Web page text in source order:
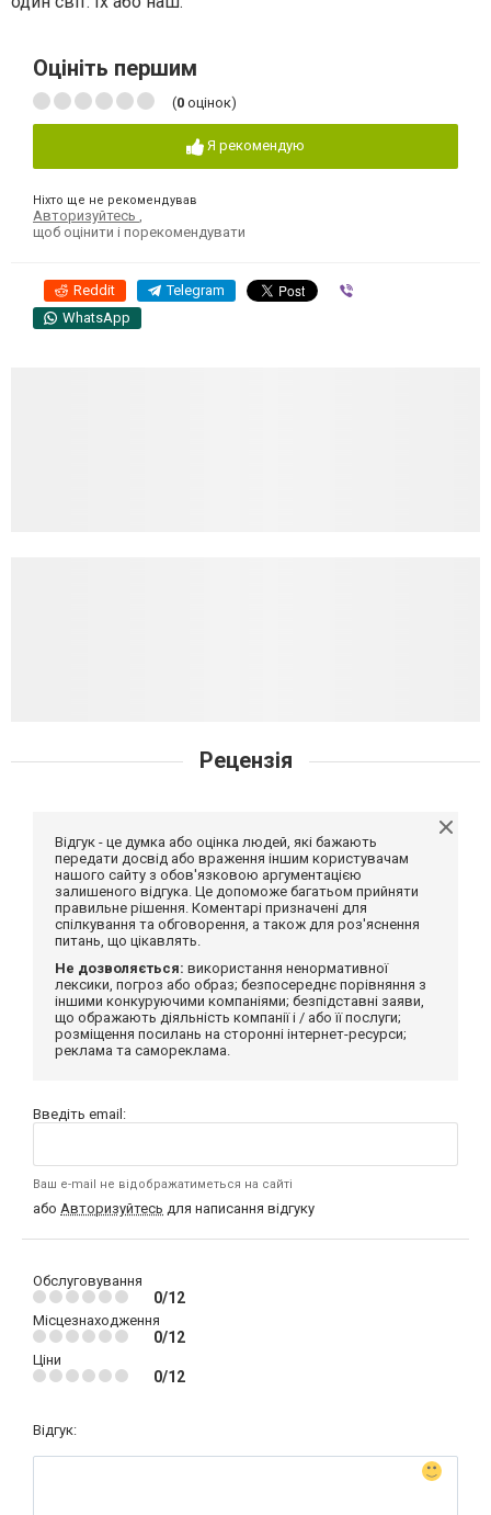
Оцініть першим
(0 оцінок)
Я рекомендую
Ніхто ще не рекомендував
Авторизуйтесь ,
щоб оцінити і порекомендувати
Reddit Telegram
WhatsApp
Рецензія
Відгук - це думка або оцінка людей, які бажають
передати досвід або враження іншим користувачам
нашого сайту з обов'язковою аргументацією
залишеного відгука. Це допоможе багатьом прийняти
правильне рішення. Коментарі призначені для
спілкування та обговорення, а також для роз'яснення
питань, що цікавлять.
Не дозволяється: використання ненормативної
лексики, погроз або образ; безпосереднє порівняння з
іншими конкуруючими компаніями; безпідставні заяви,
що ображають діяльність компанії і / або її послуги;
розміщення посилань на сторонні інтернет-ресурси;
реклама та самореклама.
Введіть email:
Ваш e-mail не відображатиметься на сайті
або Авторизуйтесь для написання відгуку
Обслуговування
0/12
Місцезнаходження
0/12
Ціни
0/12
Відгук: